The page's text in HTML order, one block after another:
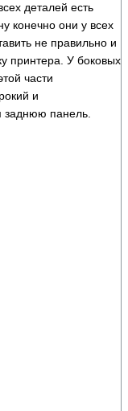
деталей есть
конечно они у всех
не правильно и
принтера. У боковых
части
и
заднюю панель.